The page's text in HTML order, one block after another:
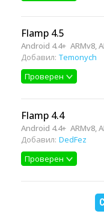
Flamp 4.5
Android 4.4+ ARMv8,
Добавил: Temonych
Проверен
Flamp 4.4
Android 4.4+ ARMv8,
Добавил: DedFez
Проверен